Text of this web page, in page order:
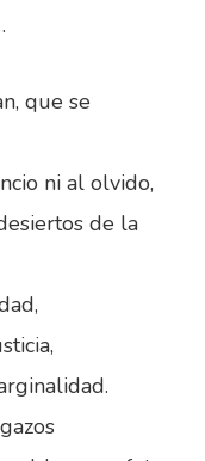
que se
ni al olvido,
de la